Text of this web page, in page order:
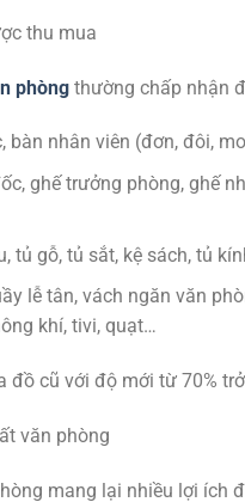
thu mua
phòng thường chấp nhận
bàn nhân viên (đơn, đôi,
ghế trưởng phòng, ghế
tủ gỗ, tủ sắt, kệ sách, tủ
lễ tân, vách ngăn văn
khí, tivi, quạt…
đồ cũ với độ mới từ 70%
văn phòng
mang lại nhiều lợi ích